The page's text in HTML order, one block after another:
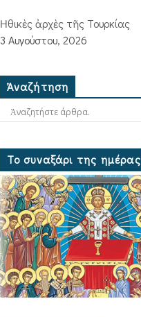
Ἠθικὲς ἀρχὲς τῆς Τουρκίας
3 Αυγούστου, 2026
Ἀναζήτηση
Το συναξάρι της ημέρας